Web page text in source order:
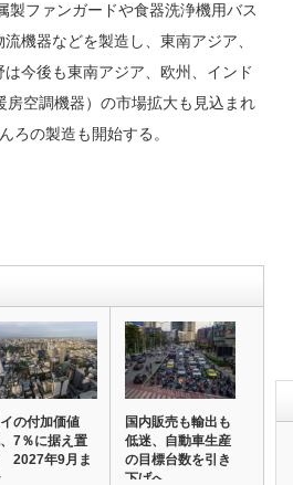
ファンガードや食器洗浄機用バス
機器などを製造し、東南アジア、
今後も東南アジア、欧州、インド
空調機器）の市場拡大も見込まれ
ろの製造も開始する。
の付加価値
7％に据え置
2027年9月ま
国内販売も輸出も
低迷、自動車生産
の目標台数を引き
下げへ